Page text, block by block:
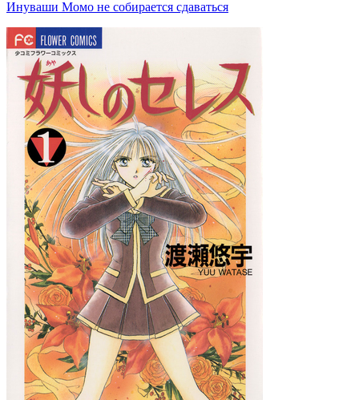
Инуваши Момо не собирается сдаваться